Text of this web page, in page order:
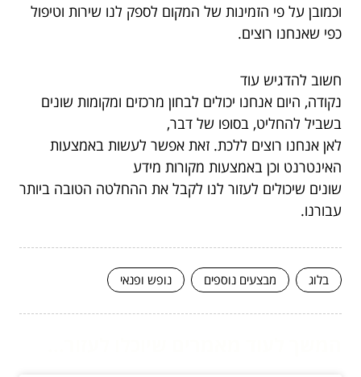
וכמובן על פי הזמינות של המקום לספק לנו שירות וטיפול
כפי שאנחנו רוצים.
חשוב להדגיש עוד
נקודה, היום אנחנו יכולים לבחון מרכזים ומקומות שונים
בשביל להחליט, בסופו של דבר,
לאן אנחנו רוצים ללכת. זאת אפשר לעשות באמצעות
האינטרנט וכן באמצעות מקורות מידע
שונים שיכולים לעזור לנו לקבל את ההחלטה הטובה ביותר
עבורנו.
בלוג מבצעים נוספים נופש ופנאי